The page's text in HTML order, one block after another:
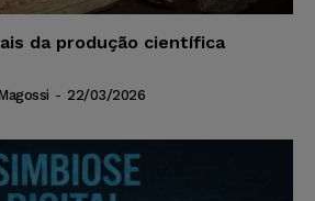
da produção científica
- 22/03/2026